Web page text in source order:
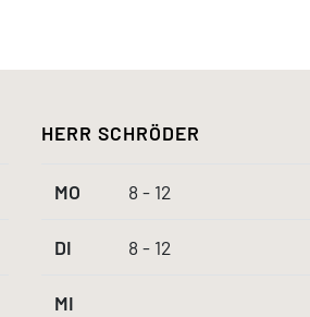
HERR SCHRÖDER
MO 8 - 12
DI 8 - 12
MI